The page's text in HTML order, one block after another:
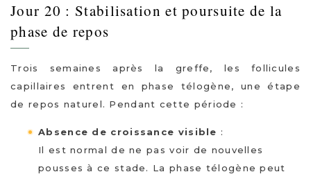
Jour 20 : Stabilisation et poursuite de la
phase de repos
Trois semaines après la greffe, les follicules
capillaires entrent en phase télogène, une étape
de repos naturel. Pendant cette période :
Absence de croissance visible :
Il est normal de ne pas voir de nouvelles
pousses à ce stade. La phase télogène peut